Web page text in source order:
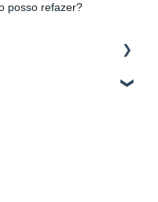
posso refazer?